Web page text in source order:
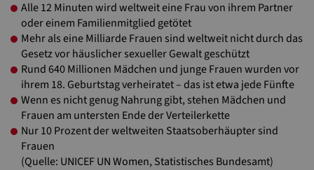
Alle 12 Minuten wird weltweit eine Frau von ihrem Partner
oder einem Familienmitglied getötet
Mehr als eine Milliarde Frauen sind weltweit nicht durch das
Gesetz vor häuslicher sexueller Gewalt geschützt
Rund 640 Millionen Mädchen und junge Frauen wurden vor
ihrem 18. Geburtstag verheiratet – das ist etwa jede Fünfte
Wenn es nicht genug Nahrung gibt, stehen Mädchen und
Frauen am untersten Ende der Verteilerkette
Nur 10 Prozent der weltweiten Staatsoberhäupter sind
Frauen
(Quelle: UNICEF UN Women, Statistisches Bundesamt)